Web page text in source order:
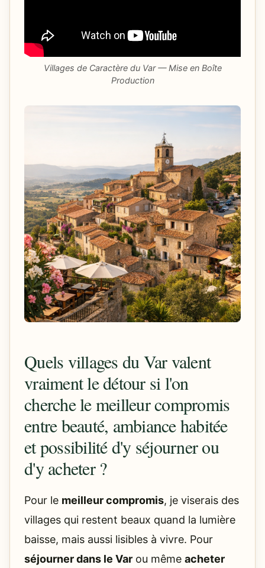
Villages de Caractère du Var — Mise en Boîte
Production
Quels villages du Var valent
vraiment le détour si l'on
cherche le meilleur compromis
entre beauté, ambiance habitée
et possibilité d'y séjourner ou
d'y acheter ?
Pour le meilleur compromis, je viserais des
villages qui restent beaux quand la lumière
baisse, mais aussi lisibles à vivre. Pour
séjourner dans le Var ou même acheter